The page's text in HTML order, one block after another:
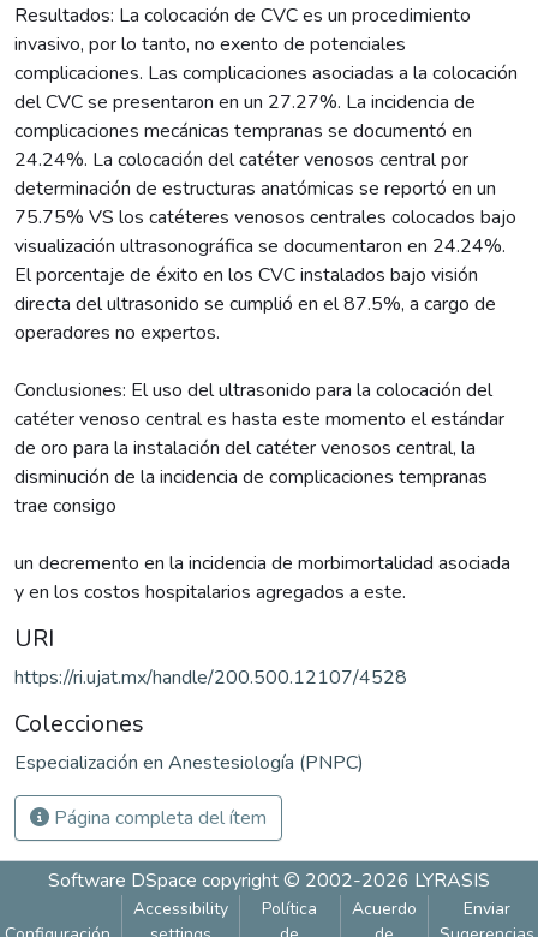
Resultados: La colocación de CVC es un procedimiento
invasivo, por lo tanto, no exento de potenciales
complicaciones. Las complicaciones asociadas a la colocación
del CVC se presentaron en un 27.27%. La incidencia de
complicaciones mecánicas tempranas se documentó en
24.24%. La colocación del catéter venosos central por
determinación de estructuras anatómicas se reportó en un
75.75% VS los catéteres venosos centrales colocados bajo
visualización ultrasonográfica se documentaron en 24.24%.
El porcentaje de éxito en los CVC instalados bajo visión
directa del ultrasonido se cumplió en el 87.5%, a cargo de
operadores no expertos.
Conclusiones: El uso del ultrasonido para la colocación del
catéter venoso central es hasta este momento el estándar
de oro para la instalación del catéter venosos central, la
disminución de la incidencia de complicaciones tempranas
trae consigo
un decremento en la incidencia de morbimortalidad asociada
y en los costos hospitalarios agregados a este.
URI
https://ri.ujat.mx/handle/200.500.12107/4528
Colecciones
Especialización en Anestesiología (PNPC)
Página completa del ítem
Software DSpace copyright © 2002-2026 LYRASIS
Accessibility
Política
Acuerdo
Enviar